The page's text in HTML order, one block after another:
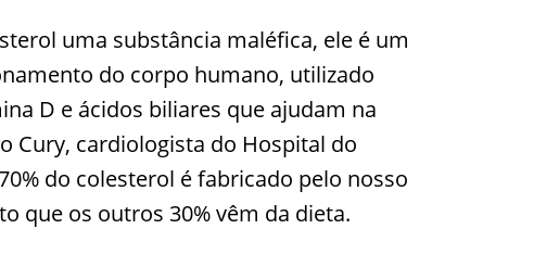
uma substância maléfica, ele é um
do corpo humano, utilizado
D e ácidos biliares que ajudam na
Cury, cardiologista do Hospital do
do colesterol é fabricado pelo nosso
que os outros 30% vêm da dieta.